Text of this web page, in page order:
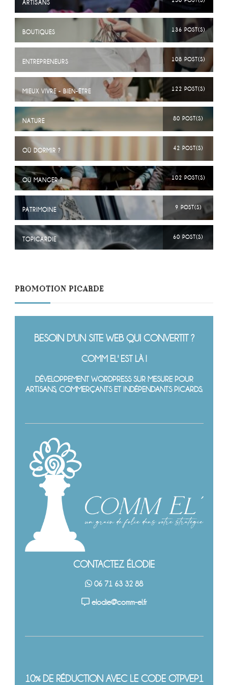
ARTISANS
BOUTIQUES 136 POST(S)
ENTREPRENEURS 108 POST(S)
MIEUX VIVRE - BIEN-ÊTRE 122 POST(S)
NATURE 80 POST(S)
OÙ DORMIR ? 42 POST(S)
OÙ MANGER ? 102 POST(S)
PATRIMOINE 9 POST(S)
TOPICARDIE 60 POST(S)
PROMOTION PICARDE
BESOIN D'UN SITE WEB QUI CONVERTIT ?
COMM EL' EST LÀ !
DÉVELOPPEMENT WORDPRESS SUR MESURE POUR
ARTISANS, COMMERÇANTS ET INDÉPENDANTS PICARDS.
CONTACTEZ ÉLODIE
06 71 63 32 88
elodie@comm-el.fr
10% DE RÉDUCTION AVEC LE CODE OTPVEP1